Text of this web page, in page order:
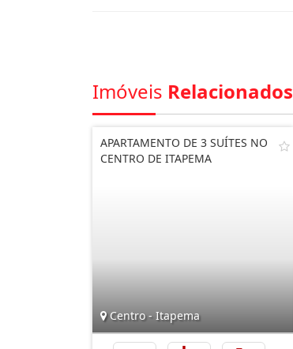
Imóveis Relacionados
APARTAMENTO DE 3 SUÍTES NO
CENTRO DE ITAPEMA
Centro - Itapema